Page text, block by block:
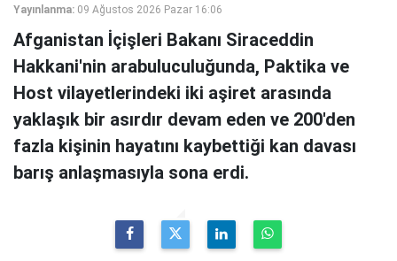
Yayınlanma: 09 Ağustos 2026 Pazar 16:06
Afganistan İçişleri Bakanı Siraceddin
Hakkani'nin arabuluculuğunda, Paktika ve
Host vilayetlerindeki iki aşiret arasında
yaklaşık bir asırdır devam eden ve 200'den
fazla kişinin hayatını kaybettiği kan davası
barış anlaşmasıyla sona erdi.